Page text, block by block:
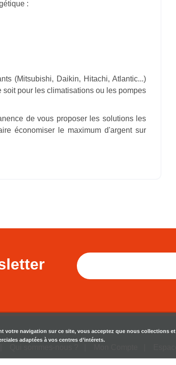
:
(Mitsubishi, Daikin, Hitachi, Atlantic...)
pour les climatisations ou les pompes
de vous proposer les solutions les
économiser le maximum d'argent sur
votre navigation sur ce site, vous acceptez que nous collections et
adaptées à vos centres d’intérets.